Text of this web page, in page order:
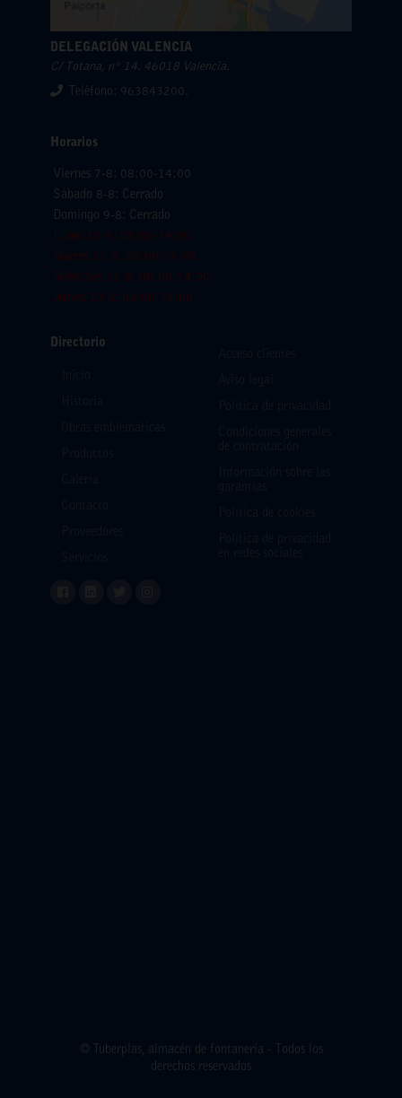
Directorio
DELEGACIÓN VALENCIA
C/ Totana, nº 14. 46018 Valencia.
Teléfono: 963843200.
Horarios
Viernes 7-8: 08:00-14:00
Sábado 8-8: Cerrado
Domingo 9-8: Cerrado
Lunes 10-8: 08:00-14:00
Martes 11-8: 08:00-14:00
Miercoles 12-8: 08:00-14:00
Jueves 13-8: 08:00-14:00
© Tuberplas, almacén de fontanería - Todos los
derechos reservados